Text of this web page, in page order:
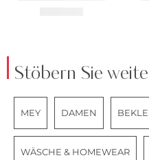
Stöbern Sie
MEY DAMEN
WÄSCHE & HOMEWEAR